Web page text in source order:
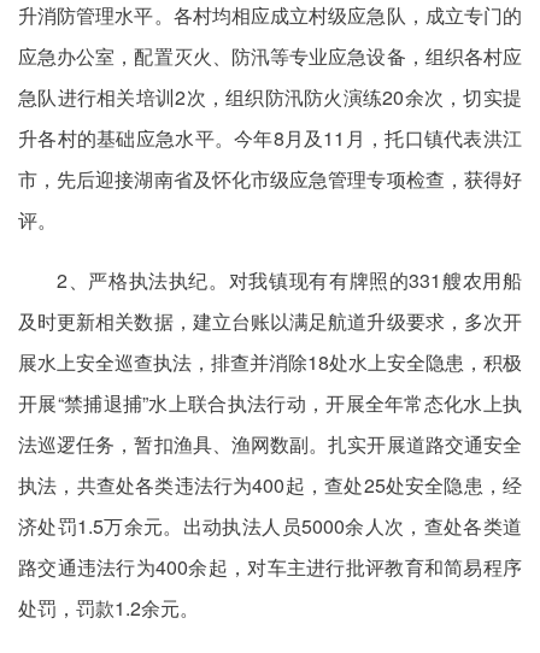
升消防管理水平。各村均相应成立村级应急队，成立专门的
应急办公室，配置灭火、防汛等专业应急设备，组织各村应
急队进行相关培训2次，组织防汛防火演练20余次，切实提
升各村的基础应急水平。今年8月及11月，托口镇代表洪江
市，先后迎接湖南省及怀化市级应急管理专项检查，获得好
评。
2、严格执法执纪。对我镇现有有牌照的331艘农用船
及时更新相关数据，建立台账以满足航道升级要求，多次开
展水上安全巡查执法，排查并消除18处水上安全隐患，积极
开展“禁捕退捕”水上联合执法行动，开展全年常态化水上执
法巡逻任务，暂扣渔具、渔网数副。扎实开展道路交通安全
执法，共查处各类违法行为400起，查处25处安全隐患，经
济处罚1.5万余元。出动执法人员5000余人次，查处各类道
路交通违法行为400余起，对车主进行批评教育和简易程序
处罚，罚款1.2余元。